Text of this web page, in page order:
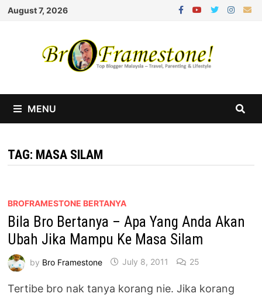
Skip
August 7, 2026
MENU
TAG: MASA SILAM
BROFRAMESTONE BERTANYA
Bila Bro Bertanya – Apa Yang Anda Akan
Ubah Jika Mampu Ke Masa Silam
by Bro Framestone July 8, 2011 25
Tertibe bro nak tanya korang nie. Jika korang